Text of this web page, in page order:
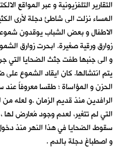
التقارير التلفزيونية و عبر المواقع
المساء نزلت الى شاطئ دجلة لأرى
الاطفال و بعض الشباب يوقدون
زوارق ورقية صغيرة. ابحرت زوارق
و الى جنبها طفت جثث الضحايا التي
يتم انتشالها. كان ايقاد الشموع على
الحزن و المؤاساة ؛ طقسا معروفاً
الرافدين منذ قديم الزمان .و لعله
التي لم تتغير، لعدم وجود مُعارض لها ،
سقوط الضحايا في هذا النهر منذ
و اصطباغ دجلة بالدم .